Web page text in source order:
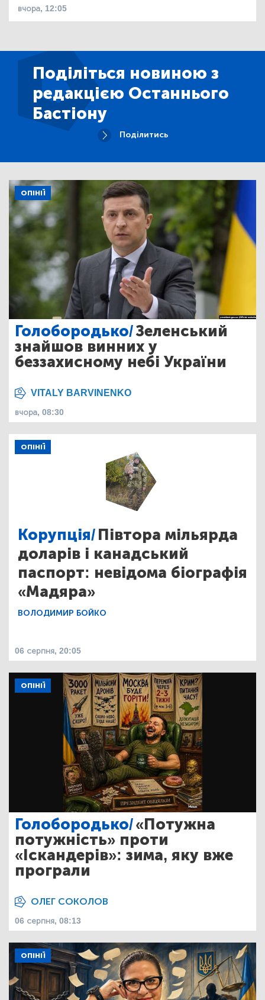
вчора, 12:05
Поділіться новиною з
редакцією Останнього
Бастіону
Поділитись
ОПІНІЇ
Голобородько/Зеленський
знайшов винних у
беззахисному небі України
VITALY BARVINENKO
вчора, 08:30
ОПІНІЇ
Корупція/Півтора мільярда
доларів і канадський
паспорт: невідома біографія
«Мадяра»
ВОЛОДИМИР БОЙКО
06 серпня, 20:05
ОПІНІЇ
Голобородько/«Потужна
потужність» проти
«Іскандерів»: зима, яку вже
програли
ОЛЕГ СОКОЛОВ
06 серпня, 08:13
ОПІНІЇ